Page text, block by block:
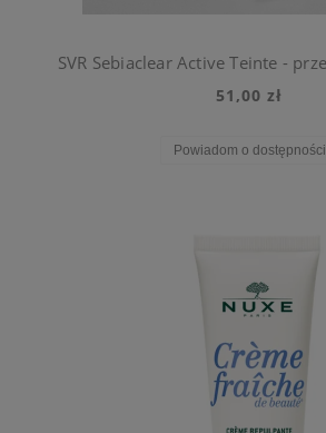
51,00 zł
Powiadom o dostępności